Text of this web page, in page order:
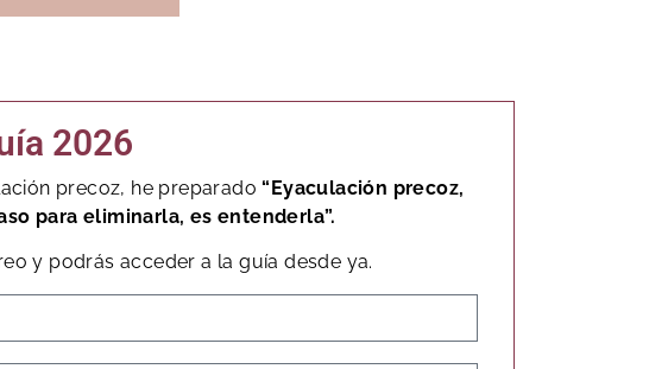
2026
precoz, he preparado“Eyaculación precoz,
para eliminarla, es entenderla”.
y podrás acceder a la guía desde ya.